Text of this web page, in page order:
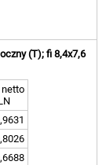
(T); fi 8,4x7,6
netto